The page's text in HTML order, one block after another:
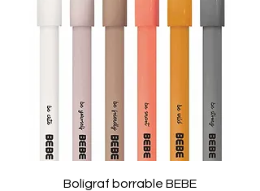
Bolígraf borrable BEBE